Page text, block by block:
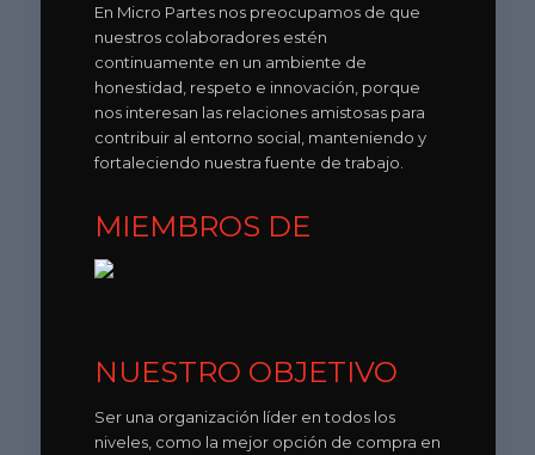
En Micro Partes nos preocupamos de que
nuestros colaboradores estén
continuamente en un ambiente de
honestidad, respeto e innovación, porque
nos interesan las relaciones amistosas para
contribuir al entorno social, manteniendo y
fortaleciendo nuestra fuente de trabajo.
MIEMBROS DE
NUESTRO OBJETIVO
Ser una organización líder en todos los
niveles, como la mejor opción de compra en